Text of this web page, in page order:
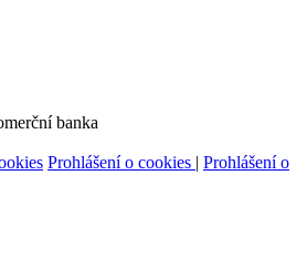
banka
Prohlášení o cookies | Prohlášení o